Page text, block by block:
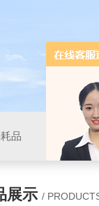
品
展示 /